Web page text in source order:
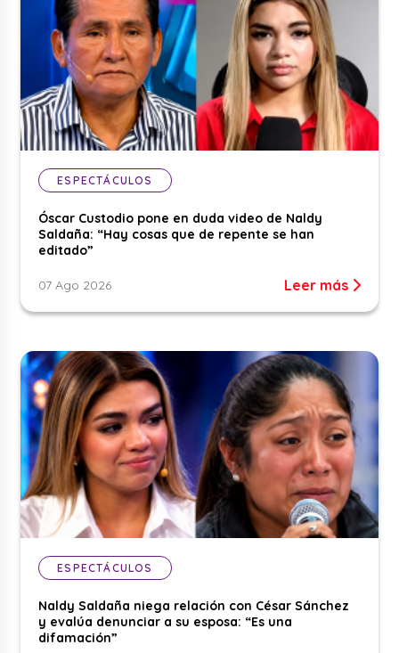
ESPECTÁCULOS
Óscar Custodio pone en duda video de Naldy
Saldaña: “Hay cosas que de repente se han
editado”
07 Ago 2026 Leer más
ESPECTÁCULOS
Naldy Saldaña niega relación con César Sánchez
y evalúa denunciar a su esposa: “Es una
difamación”